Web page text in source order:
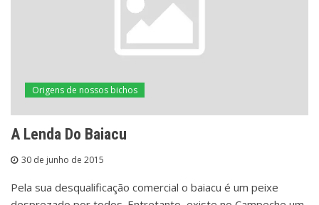
Origens de nossos bichos
A Lenda Do Baiacu
30 de junho de 2015
Pela sua desqualificação comercial o baiacu é um peixe